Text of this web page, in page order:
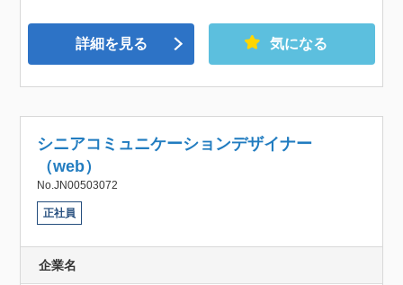
詳細を見る 気になる
シニアコミュニケーションデザイナー
（web）
No.JN00503072
正社員
企業名